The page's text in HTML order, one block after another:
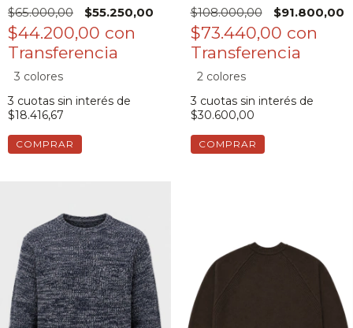
$65.000,00
$55.250,00
$44.200,00 con
3 colores
3 cuotas sin interés de
$18.416,67
COMPRAR
$108.000,00
$91.800,00
$73.440,00 con
2 colores
3 cuotas sin interés de
$30.600,00
COMPRAR